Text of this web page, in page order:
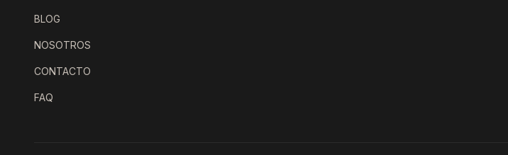
BLOG
NOSOTROS
CONTACTO
FAQ